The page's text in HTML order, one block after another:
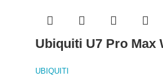
Ubiquiti U7 Pro Max
UBIQUITI